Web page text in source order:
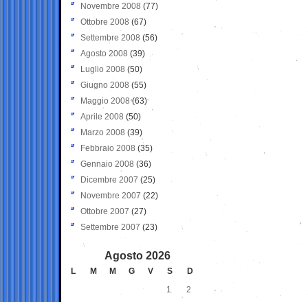
Novembre 2008 (77)
Ottobre 2008 (67)
Settembre 2008 (56)
Agosto 2008 (39)
Luglio 2008 (50)
Giugno 2008 (55)
Maggio 2008(63)
Aprile 2008 (50)
Marzo 2008 (39)
Febbraio 2008 (35)
Gennaio 2008 (36)
Dicembre 2007 (25)
Novembre 2007 (22)
Ottobre 2007 (27)
Settembre 2007 (23)
Agosto 2026
L M M G V S
D
1
2